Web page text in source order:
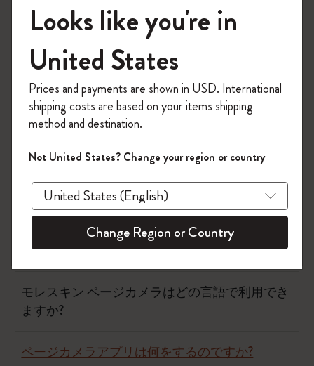
起こしを行い、対応するクラウドベースのプラットフォ
ーム (Adobe Creative CloudやDropboxなど) にアップロー
フロー
ページカメラ
ページカメラはお金がかかりますか？
ページカメラ アプリはどのクラウド プラットフ
ォームで動作しますか?
モレスキン ページカメラはどの言語で利用でき
ますか?
ページカメラアプリは何をするのですか?
モレスキンの世界へようこそ
「WELCOME10」を入力すると、初回注
文が10%オフ＋送料無料になります。セ
ール・アウトレット品は適用外。
Moleskineアカウントを作成して限定オフ
ァーや会員特典、さらに多くのインスピ
レーションを手に入れましょう。
今すぐ会員登録 !
Looks like you're in
United States
Prices and payments are shown in USD. International
shipping costs are based on your items shipping
method and destination.
Not United States? Change your region or country
Change Region or Country